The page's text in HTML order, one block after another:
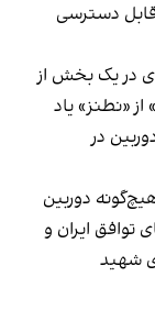
قابل دسترسی
در یک بخش از
«نطنز» یاد
در
دوربین
توافق ایران و
شهید